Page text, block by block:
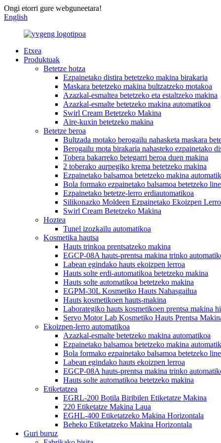
Ongi etorri gure webguneetara!
English
Etxea
Produktuak
Betetze hotza
Ezpainetako distira betetzeko makina birakaria
Maskara betetzeko makina bultzatzeko motakoa
Azazkal-esmaltea betetzeko eta estaltzeko makina
Azazkal-esmalte betetzeko makina automatikoa
Swirl Cream Betetzeko Makina
Aire-kuxin betetzeko makina
Betetze beroa
Bultzada motako berogailu nahasketa maskara
Berogailu mota birakaria nahasteko ezpainetako
Tobera bakarreko betegarri beroa duen makina
2 toberako aurpegiko krema betetzeko makina
Ezpainetako balsamoa betetzeko makina
Bola formako ezpainetako balsamoa betetzeko
Ezpainetako betetze-lerro erdiautomatikoa
Silikonazko Moldeen Ezpainetako Ekoizpen
Swirl Cream Betetzeko Makina
Hoztea
Tunel izozkailu automatikoa
Kosmetika hautsa
Hauts trinkoa prentsatzeko makina
EGCP-08A hauts-prentsa makina trinko
Labean egindako hauts ekoizpen lerroa
Hauts solte erdi-automatikoa betetzeko makina
Hauts solte automatikoa betetzeko makina
EGPM-30L Kosmetiko Hauts Nahasgailua
Hauts kosmetikoen hauts-makina
Laborategiko hauts kosmetikoen prentsa makina
Servo Motor Lab Kosmetiko Hauts Prentsa
Ekoizpen-lerro automatikoa
Azazkal-esmalte betetzeko makina automatikoa
Ezpainetako balsamoa betetzeko makina
Bola formako ezpainetako balsamoa betetzeko
Labean egindako hauts ekoizpen lerroa
EGCP-08A hauts-prentsa makina trinko
Hauts solte automatikoa betetzeko makina
Etiketatzea
EGRL-200 Botila Biribilen Etiketatze Makina
220 Etiketatze Makina Laua
EGHL-400 Etiketatzeko Makina Horizontala
Beheko Etiketatzeko Makina Horizontala
Guri buruz